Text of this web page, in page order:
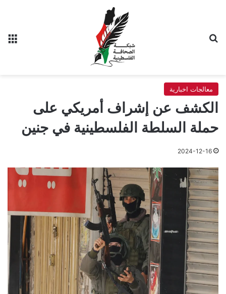
معالجات اخبارية
الكشف عن إشراف أمريكي على
حملة السلطة الفلسطينية في جنين
2024-12-16